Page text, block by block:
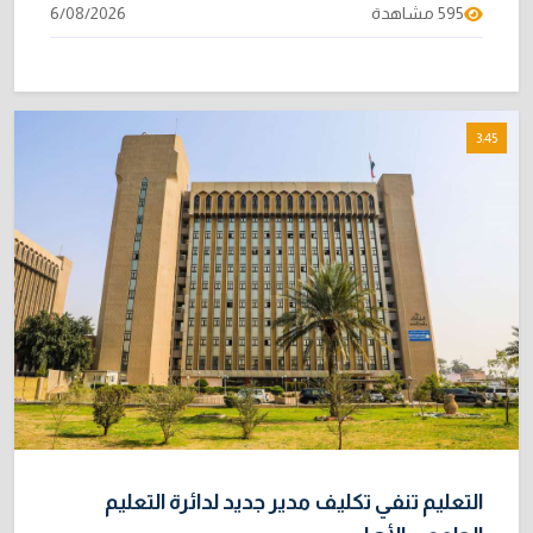
595 مشاهدة 6/08/2026
3:45
التعليم تنفي تكليف مدير جديد لدائرة التعليم